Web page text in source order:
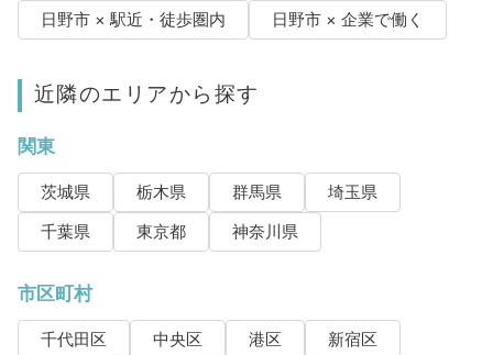
日野市 × 駅近・徒歩圏内
日野市 × 企業で働く
近隣のエリアから探す
関東
茨城県 栃木県 群馬県
埼玉県
千葉県
東京都 神奈川県
市区町村
千代田区 中央区 港区
新宿区